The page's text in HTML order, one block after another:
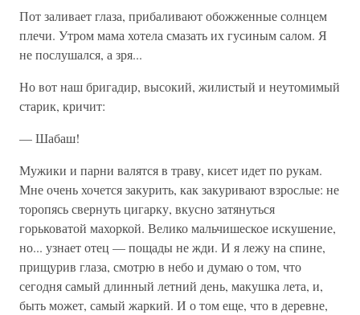
Пот заливает глаза, прибаливают обожженные солнцем
плечи. Утром мама хотела смазать их гусиным салом. Я
не послушался, а зря...
Но вот наш бригадир, высокий, жилистый и неутомимый
старик, кричит:
— Шабаш!
Мужики и парни валятся в траву, кисет идет по рукам.
Мне очень хочется закурить, как закуривают взрослые: не
торопясь свернуть цигарку, вкусно затянуться
горьковатой махоркой. Велико мальчишеское искушение,
но... узнает отец — пощады не жди. И я лежу на спине,
прищурив глаза, смотрю в небо и думаю о том, что
сегодня самый длинный летний день, макушка лета, и,
быть может, самый жаркий. И о том еще, что в деревне,